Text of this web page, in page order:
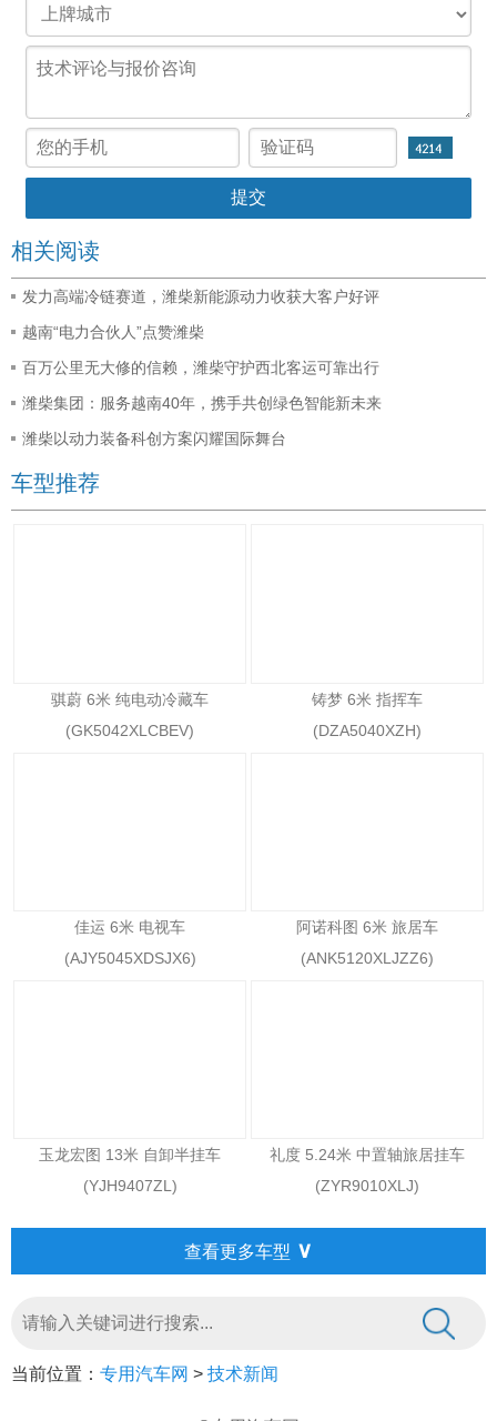
相关阅读
发力高端冷链赛道，潍柴新能源动力收获大客户好评
越南“电力合伙人”点赞潍柴
百万公里无大修的信赖，潍柴守护西北客运可靠出行
潍柴集团：服务越南40年，携手共创绿色智能新未来
潍柴以动力装备科创方案闪耀国际舞台
车型推荐
骐蔚 6米 纯电动冷藏车
(GK5042XLCBEV)
铸梦 6米 指挥车
(DZA5040XZH)
佳运 6米 电视车
(AJY5045XDSJX6)
阿诺科图 6米 旅居车
(ANK5120XLJZZ6)
玉龙宏图 13米 自卸半挂车
(YJH9407ZL)
礼度 5.24米 中置轴旅居挂车
(ZYR9010XLJ)
查看更多车型 ∨
当前位置： 专用汽车网 > 技术新闻